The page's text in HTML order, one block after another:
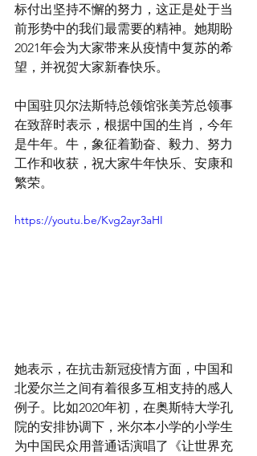
标付出坚持不懈的努力，这正是处于当
前形势中的我们最需要的精神。她期盼
2021年会为大家带来从疫情中复苏的希
望，并祝贺大家新春快乐。
中国驻贝尔法斯特总领馆张美芳总领事
在致辞时表示，根据中国的生肖，今年
是牛年。牛，象征着勤奋、毅力、努力
工作和收获，祝大家牛年快乐、安康和
繁荣。
https://youtu.be/Kvg2ayr3aHI
她表示，在抗击新冠疫情方面，中国和
北爱尔兰之间有着很多互相支持的感人
例子。比如2020年初，在奥斯特大学孔
院的安排协调下，米尔本小学的小学生
为中国民众用普通话演唱了《让世界充